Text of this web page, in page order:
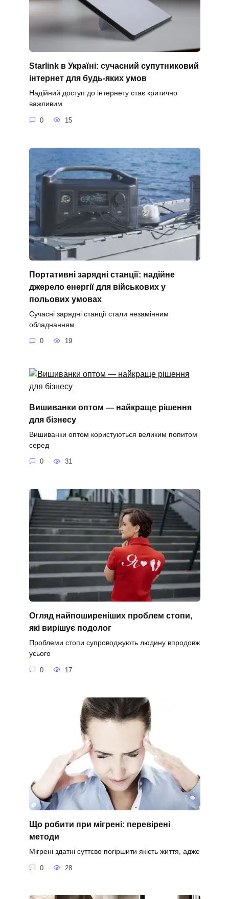
Starlink в Україні: сучасний супутниковий
інтернет для будь-яких умов
Надійний доступ до інтернету стає критично
важливим
0 15
Портативні зарядні станції: надійне
джерело енергії для військових у
польових умовах
Сучасні зарядні станції стали незамінним
обладнанням
0 19
Вишиванки оптом — найкраще рішення
для бізнесу
Вишиванки оптом користуються великим попитом
серед
0 31
Огляд найпоширеніших проблем стопи,
які вирішує подолог
Проблеми стопи супроводжують людину впродовж
усього
0 17
Що робити при мігрені: перевірені
методи
Мігрені здатні суттєво погіршити якість життя, адже
0 28